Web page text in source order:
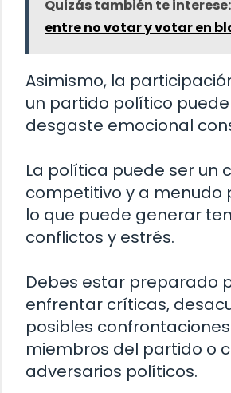
Quizás también te interese:
entre no votar y votar en
Asimismo, la
un partido político
desgaste emocional
La política puede ser un
competitivo y a menudo
lo que puede generar
conflictos y estrés.
Debes estar preparado
enfrentar críticas,
posibles
miembros del partido o
adversarios políticos.